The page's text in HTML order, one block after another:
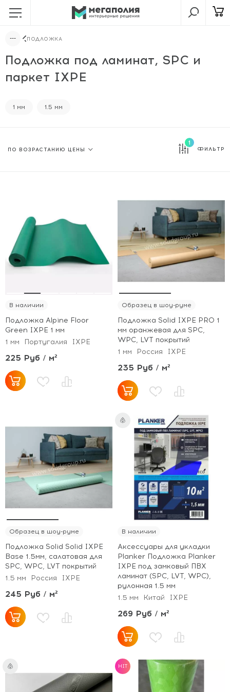
ПОДЛОЖКА
Подложка под ламинат, SPC и
паркет IXPE
1 мм 1.5 мм
1
ФИЛЬТР
В наличии
Подложка Alpine Floor
Green IXPE 1 мм
1 мм
Португалия IXPE
225 Руб / м²
Образец в шоу-руме
Подложка Solid IXPE PRO 1
мм оранжевая для SPC,
WPC, LVT покрытий
1 мм
Россия IXPE
235 Руб / м²
Образец в шоу-руме
Подложка Solid Solid IXPE
Base 1.5мм, салатовая для
SPC, WPC, LVT покрытий
1.5 мм
Россия IXPE
245 Руб / м²
В наличии
Аксессуары для укладки
Planker Подложка Planker
IXPE под замковый ПВХ
ламинат (SPC, LVT, WPC),
рулонная 1.5 мм
1.5 мм
Китай IXPE
269 Руб / м²
HIT